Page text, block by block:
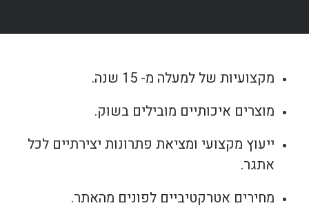
מקצועיות של למעלה מ- 15 שנה.
מוצרים איכותיים מובילים בשוק.
ייעוץ מקצועי ומציאת פתרונות יצירתיים לכל
אתגר.
מחירים אטרקטיביים לפונים מהאתר.